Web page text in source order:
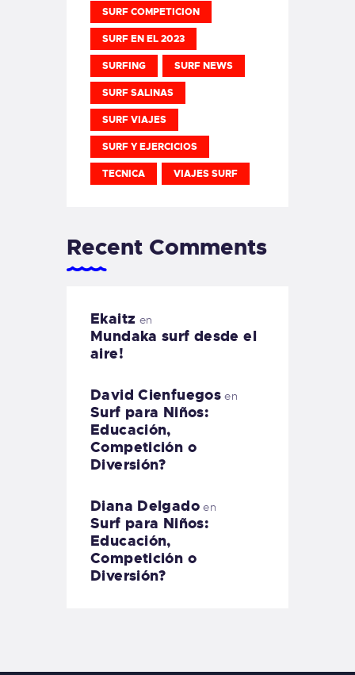
SURF COMPETICION
SURF EN EL 2023
SURFING SURF NEWS
SURF SALINAS
SURF VIAJES
SURF Y EJERCICIOS
TECNICA VIAJES SURF
Recent Comments
Ekaitz en
Mundaka surf desde el
aire!
David Cienfuegos en
Surf para Niños:
Educación,
Competición o
Diversión?
Diana Delgadoen
Surf para Niños:
Educación,
Competición o
Diversión?